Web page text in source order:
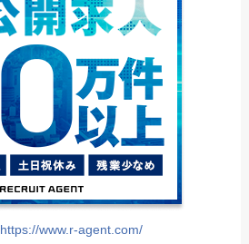
https://www.r-agent.com/